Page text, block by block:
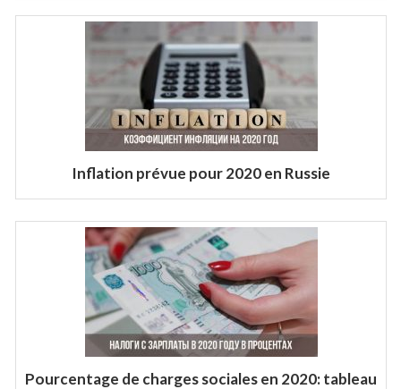
Inflation prévue pour 2020 en Russie
Pourcentage de charges sociales en 2020: tableau